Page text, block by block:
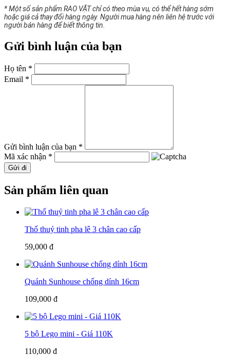
* Một số sản phẩm RAO VẶT chỉ có theo mùa vụ, có thể hết hàng sớm
hoặc giá cả thay đổi hàng ngày. Người mua hàng nên liên hệ trước với
người bán hàng để biết thông tin.
Gửi bình luận của bạn
Họ tên *
Email *
Gửi bình luận của bạn *
Mã xác nhận *
Gửi đi
Sản phẩm liên quan
Thố thuỷ tinh pha lê 3 chân cao cấp
59,000 đ
Quánh Sunhouse chống dính 16cm
109,000 đ
5 bộ Lego mini - Giá 110K
110,000 đ